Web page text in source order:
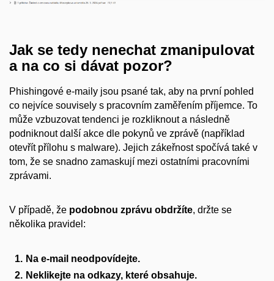
Jak se tedy nenechat zmanipulovat
a na co si dávat pozor?
Phishingové e-maily jsou psané tak, aby na první pohled
co nejvíce souvisely s pracovním zaměřením příjemce. To
může vzbuzovat tendenci je rozkliknout a následně
podniknout další akce dle pokynů ve zprávě (například
otevřít přílohu s malware). Jejich zákeřnost spočívá také v
tom, že se snadno zamaskují mezi ostatními pracovními
zprávami.
V případě, že podobnou zprávu obdržíte, držte se
několika pravidel:
Na e-mail neodpovídejte.
Neklikejte na odkazy, které obsahuje.